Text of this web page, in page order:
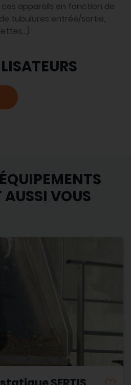
appareils en fonction de
tubulures entrée/sortie,
VOUS